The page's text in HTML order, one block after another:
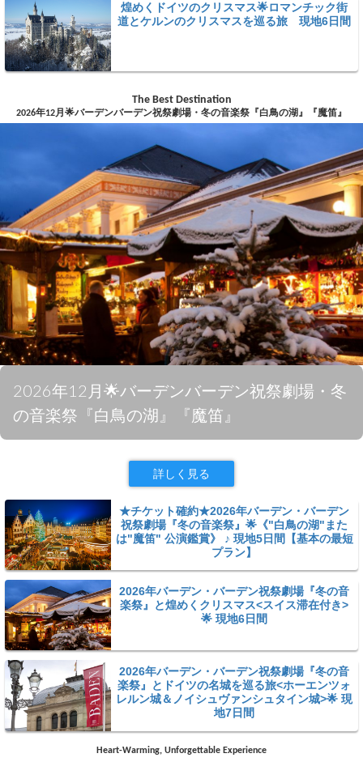
煌めくドイツのクリスマス🌟ロマンチック街
道とケルンのクリスマスを巡る旅 現地6日間
The Best Destination
2026年12月🌟バーデンバーデン祝祭劇場・冬の音楽祭『白鳥の湖』『魔笛』
2026年12月🌟バーデンバーデン祝祭劇場・冬
の音楽祭『白鳥の湖』『魔笛』
詳しく見る
★チケット確約★2026年バーデン・バーデン
祝祭劇場『冬の音楽祭』🌟《"白鳥の湖"また
は"魔笛" 公演鑑賞》 ♪ 現地5日間【基本の最短
プラン】
2026年バーデン・バーデン祝祭劇場『冬の音
楽祭』と煌めくクリスマス<スイス滞在付き>
🌟 現地6日間
2026年バーデン・バーデン祝祭劇場『冬の音
楽祭』とドイツの名城を巡る旅<ホーエンツォ
レルン城＆ノイシュヴァンシュタイン城>🌟 現
地7日間
Heart-Warming, Unforgettable Experience